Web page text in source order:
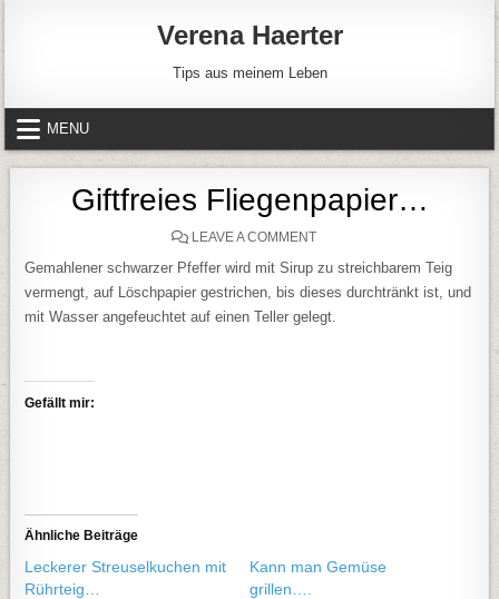
Verena Haerter
Tips aus meinem Leben
MENU
Giftfreies Fliegenpapier…
LEAVE A COMMENTON GIFTFREIES
Gemahlener schwarzer Pfeffer wird mit Sirup zu streichbarem Teig
vermengt, auf Löschpapier gestrichen, bis dieses durchtränkt ist, und
mit Wasser angefeuchtet auf einen Teller gelegt.
Gefällt mir:
Ähnliche Beiträge
Leckerer Streuselkuchen mit
Rührteig…
Kann man Gemüse
grillen….